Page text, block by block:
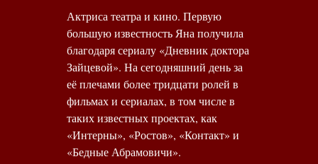
Актриса театра и кино. Первую
большую известность Яна получила
благодаря сериалу «Дневник доктора
Зайцевой». На сегодняшний день за
её плечами более тридцати ролей в
фильмах и сериалах, в том числе в
таких известных проектах, как
«Интерны», «Ростов», «Контакт» и
«Бедные Абрамовичи».